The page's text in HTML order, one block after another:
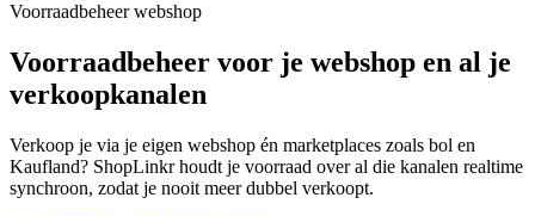
Voorraadbeheer webshop
Voorraadbeheer voor je webshop en al je
verkoopkanalen
Verkoop je via je eigen webshop én marketplaces zoals bol en
Kaufland? ShopLinkr houdt je voorraad over al die kanalen realtime
synchroon, zodat je nooit meer dubbel verkoopt.